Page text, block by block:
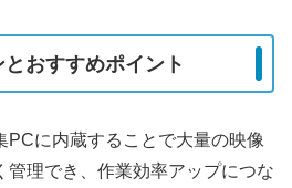
おすすめポイント
PCに内蔵することで大量の映像
管理でき、作業効率アップにつな